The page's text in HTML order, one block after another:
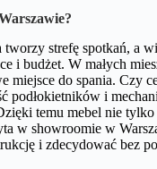
strefę spotkań, a
i budżet. W małych
miejsce do spania.
podłokietników i
temu mebel nie
w showroomie w
i zdecydować bez